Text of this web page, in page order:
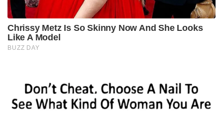
Chrissy Metz Is So Skinny Now And She Looks
Like A Model
BUZZ DAY